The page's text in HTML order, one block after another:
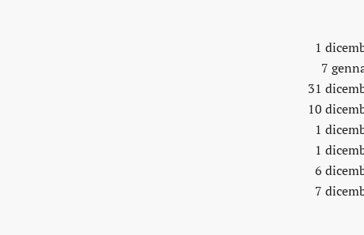
1
7
31
10
1
1
6
7